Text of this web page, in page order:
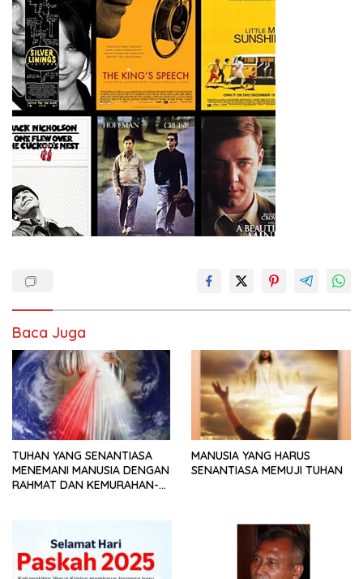
Baca Juga
TUHAN YANG SENANTIASA
MENEMANI MANUSIA DENGAN
RAHMAT DAN KEMURAHAN-
MANUSIA YANG HARUS
SENANTIASA MEMUJI TUHAN